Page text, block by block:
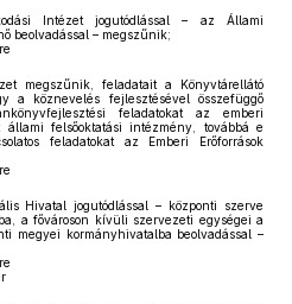
Intézet jogutódlással – az Állami
beolvadással – megszűnik;
megszűnik, feladatait a Könyvtárellátó
a köznevelés fejlesztésével összefüggő
feladatokat az emberi
felsőoktatási intézmény, továbbá e
feladatokat az Emberi Erőforrások
Hivatal jogutódlással – központi szerve
a fővároson kívüli szervezeti egységei a
megyei kormányhivatalba beolvadással –